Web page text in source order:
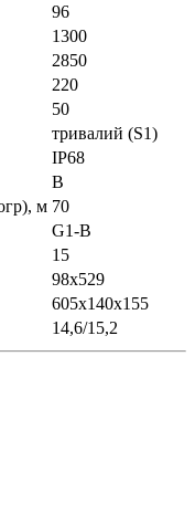
96
1300
2850
220
50
тривалий (S1)
IP68
В
м 70
G1-B
15
98x529
605х140х155
14,6/15,2